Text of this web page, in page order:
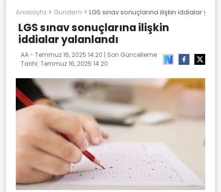
Anasayfa Gundem LGS sınav sonuçlarına ilişkin iddialar
LGS sınav sonuçlarına ilişkin
iddialar yalanlandı
AA - Temmuz 16, 2025 14:20 | Son Güncelleme
Tarihi: Temmuz 16, 2025 14:20